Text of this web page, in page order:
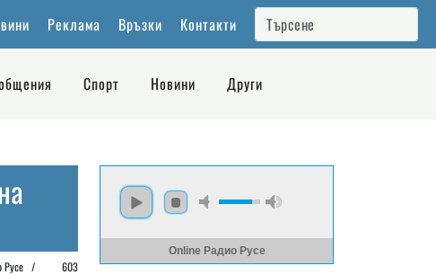
Реклама Връзки Контакти
Спорт Новини Други
Русе / 603
Online Радио Русе